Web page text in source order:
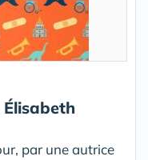
par une autrice